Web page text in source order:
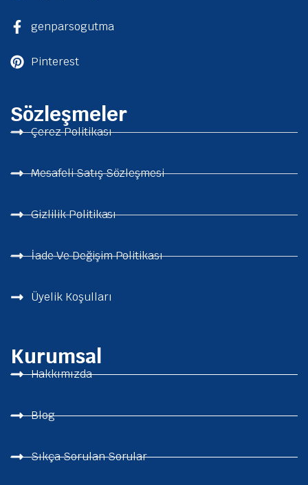
genparsogutma
Pinterest
Sözleşmeler
Çerez Politikası
Mesafeli Satış Sözleşmesi
Gizlilik Politikası
İade Ve Değişim Politikası
Üyelik Koşulları
Kurumsal
Hakkımızda
Blog
Sıkça Sorulan Sorular